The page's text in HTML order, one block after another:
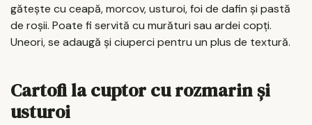
gătește cu ceapă, morcov, usturoi, foi de dafin și pastă
de roșii. Poate fi servită cu murături sau ardei copți.
Uneori, se adaugă și ciuperci pentru un plus de textură.
Cartofi la cuptor cu rozmarin și
usturoi